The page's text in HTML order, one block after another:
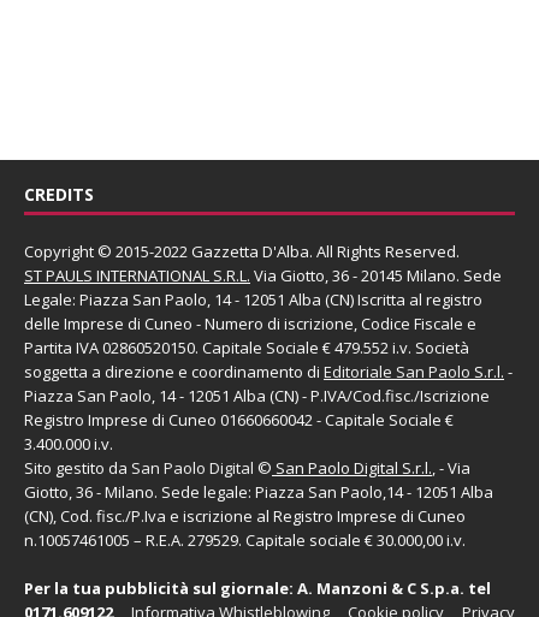
CREDITS
Copyright © 2015-2022 Gazzetta D'Alba. All Rights Reserved.
ST PAULS INTERNATIONAL S.R.L. Via Giotto, 36 - 20145 Milano. Sede
Legale: Piazza San Paolo, 14 - 12051 Alba (CN) Iscritta al registro
delle Imprese di Cuneo - Numero di iscrizione, Codice Fiscale e
Partita IVA 02860520150. Capitale Sociale € 479.552 i.v. Società
soggetta a direzione e coordinamento di Editoriale San Paolo S.r.l. -
Piazza San Paolo, 14 - 12051 Alba (CN) - P.IVA/Cod.fisc./Iscrizione
Registro Imprese di Cuneo 01660660042 - Capitale Sociale €
3.400.000 i.v.
Sito gestito da San Paolo Digital © San Paolo Digital S.r.l., - Via
Giotto, 36 - Milano. Sede legale: Piazza San Paolo,14 - 12051 Alba
(CN), Cod. fisc./P.Iva e iscrizione al Registro Imprese di Cuneo
n.10057461005 – R.E.A. 279529. Capitale sociale € 30.000,00 i.v.
Per la tua pubblicità sul giornale: A. Manzoni & C S.p.a. tel
0171.609122
Privacy
Cookie policy
Informativa Whistleblowing